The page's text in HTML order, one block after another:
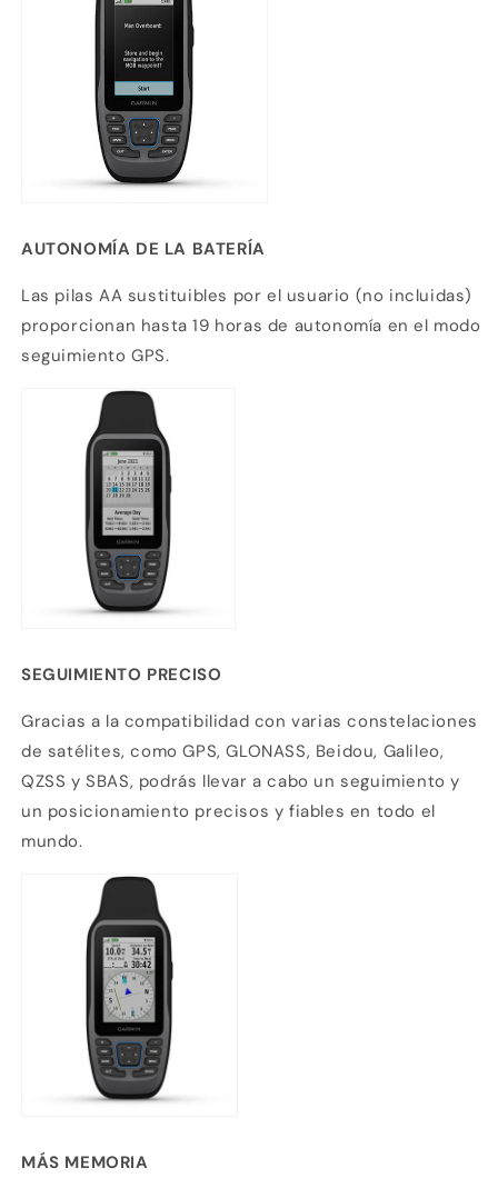
AUTONOMÍA DE LA BATERÍA
Las pilas AA sustituibles por el usuario (no incluidas)
proporcionan hasta 19 horas de autonomía en el modo
seguimiento GPS.
SEGUIMIENTO PRECISO
Gracias a la compatibilidad con varias constelaciones
de satélites, como GPS, GLONASS, Beidou, Galileo,
QZSS y SBAS, podrás llevar a cabo un seguimiento y
un posicionamiento precisos y fiables en todo el
mundo.
MÁS MEMORIA
Compra ahora y paga a meses
sin tarjeta de crédito
1 Agrega tu producto al carrito y
pagar con Meses sin Tarjeta.
2 En tu cuenta de Mercado Pago,
la cantidad de meses
Paga mes a mes
débito u otros medios.
Crédito sujeto a aprobación.
¿Tienes dudas? Consulta nuestra